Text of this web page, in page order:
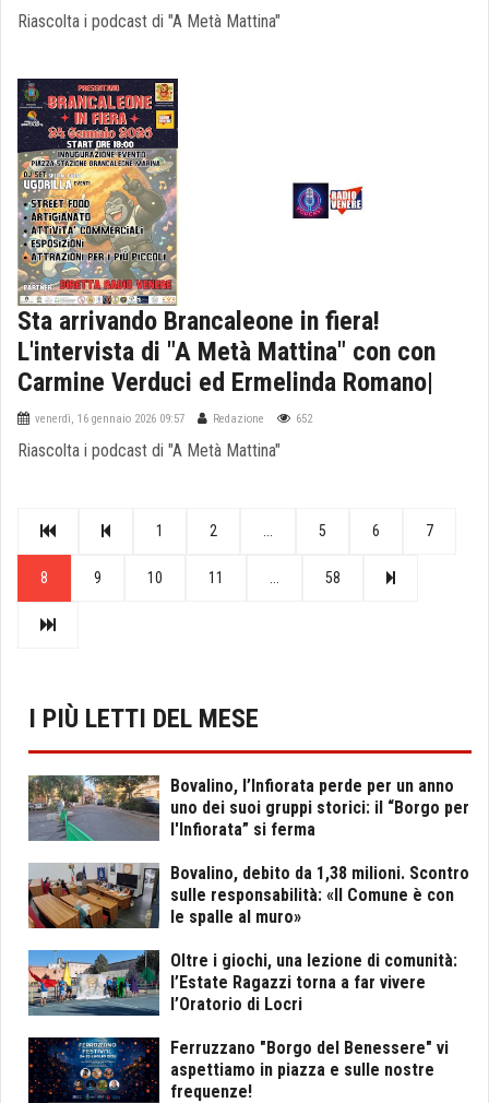
Riascolta i podcast di "A Metà Mattina"
Sta arrivando Brancaleone in fiera!
L'intervista di "A Metà Mattina" con con
Carmine Verduci ed Ermelinda Romano|
venerdì, 16 gennaio 2026 09:57 Redazione 652
Riascolta i podcast di "A Metà Mattina"
1 2 5 6 7
8 9 10 11 58
I PIÙ LETTI DEL MESE
Bovalino, l’Infiorata perde per un anno
uno dei suoi gruppi storici: il “Borgo per
l'Infiorata” si ferma
Bovalino, debito da 1,38 milioni. Scontro
sulle responsabilità: «Il Comune è con
le spalle al muro»
Oltre i giochi, una lezione di comunità:
l’Estate Ragazzi torna a far vivere
l’Oratorio di Locri
Ferruzzano "Borgo del Benessere" vi
aspettiamo in piazza e sulle nostre
frequenze!